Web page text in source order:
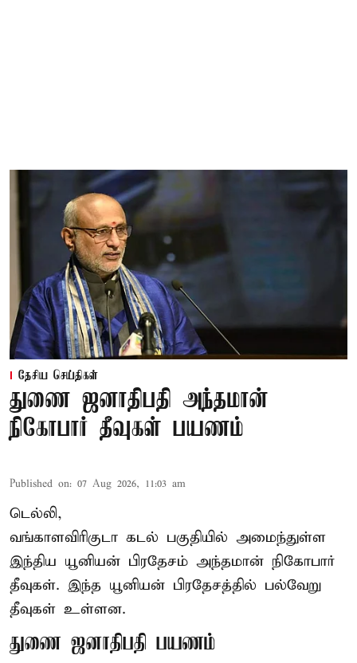
தேசிய செய்திகள்
துணை ஜனாதிபதி அந்தமான்
நிகோபார் தீவுகள் பயணம்
Published on: 07 Aug 2026, 11:03 am
டெல்லி,
வங்காளவிரிகுடா கடல் பகுதியில் அமைந்துள்ள
இந்திய யூனியன் பிரதேசம் அந்தமான் நிகோபார்
தீவுகள். இந்த யூனியன் பிரதேசத்தில் பல்வேறு
தீவுகள் உள்ளன.
துணை ஜனாதிபதி பயணம்